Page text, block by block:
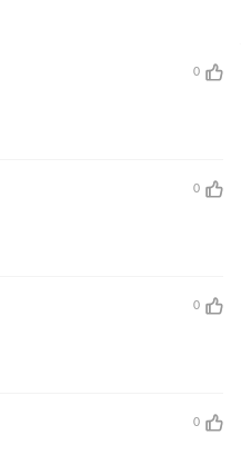
0
0
0
0